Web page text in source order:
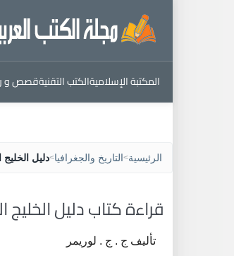
المكتبة الإسلاميةالكتب التقنيةقصص و
الرئيسية>التاريخ والجغرافيا>دليل
قراءة كتاب دليل الخليج
تأليف ج . ج . لوريمر